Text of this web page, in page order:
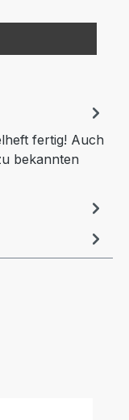
fertig! Auch
bekannten